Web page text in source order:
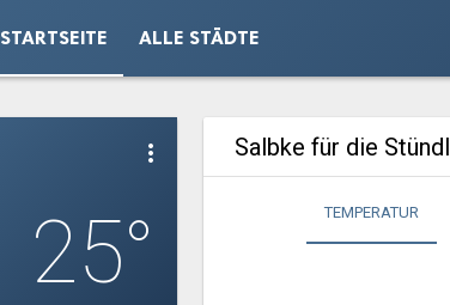
STARTSEITE ALLE STÄDTE
more_vert
25°
Salbke für die
TEMPERATUR